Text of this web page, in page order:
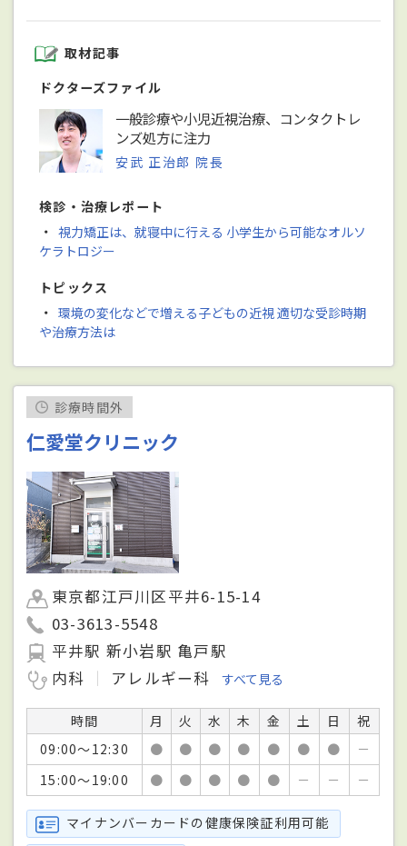
取材記事
ドクターズファイル
一般診療や小児近視治療、コンタクトレ
ンズ処方に注力
安武 正治郎 院長
検診・治療レポート
・ 視力矯正は、就寝中に行える 小学生から可能なオルソ
ケラトロジー
トピックス
・ 環境の変化などで増える子どもの近視 適切な受診時期
や治療方法は
診療時間外
仁愛堂クリニック
東京都江戸川区平井6-15-14
03-3613-5548
平井駅 新小岩駅 亀戸駅
内科
アレルギー科 すべて見る
時間 月 火 水 木 金 土 日
祝
09:00～12:30
● ● ● ● ● ● ●
－
15:00～19:00
● ● ● ● ● － － －
マイナンバーカードの健康保険証利用可能